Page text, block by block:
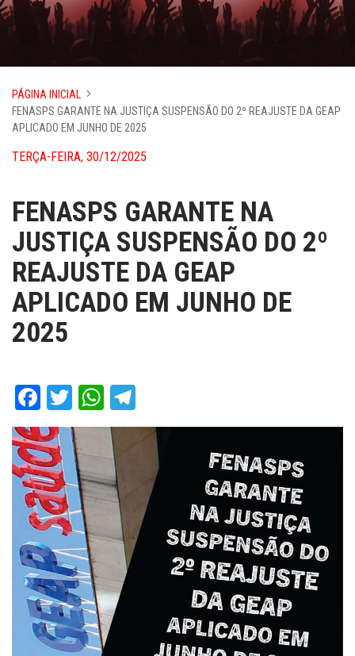
PÁGINA INICIAL
FENASPS GARANTE NA JUSTIÇA SUSPENSÃO DO 2º REAJUSTE DA GEAP
APLICADO EM JUNHO DE 2025
TERÇA-FEIRA, 30/12/2025
FENASPS GARANTE NA
JUSTIÇA SUSPENSÃO DO 2º
REAJUSTE DA GEAP
APLICADO EM JUNHO DE
2025
Facebook
TwitterWhatsApp